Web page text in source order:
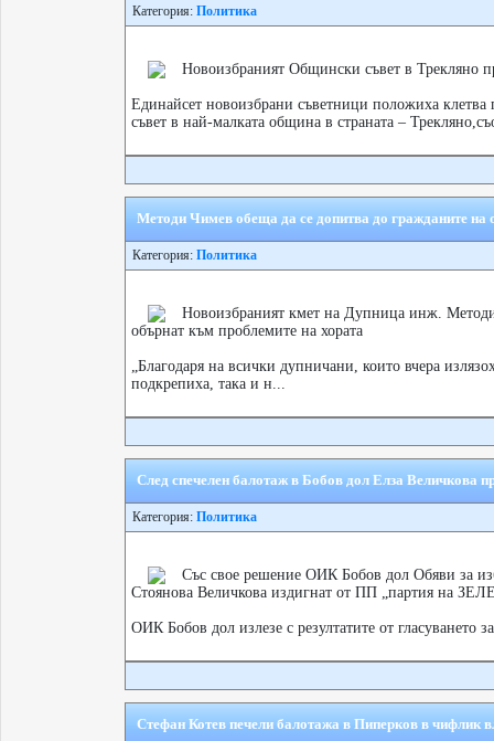
Категория: Политика
Новоизбраният Общински съвет в Трекляно
Единайсет новоизбрани съветници положиха
съвет в най-малката община в страната –
Методи Чимев обеща да се допитва до гражданите
Категория: Политика
Новоизбраният кмет на Дупница инж.
обърнат към проблемите на хората
„Благодаря на всички дупничани, които вчера
подкрепиха, така и н...
След спечелен балотаж в Бобов дол Елза Величкова
Категория: Политика
Със свое решение ОИК Бобов дол Обяви за
Стоянова Величкова издигнат от ПП „партия на
ОИК Бобов дол излезе с резултатите от гласуването
Стефан Котев печели балотажа в Пиперков в чифлик